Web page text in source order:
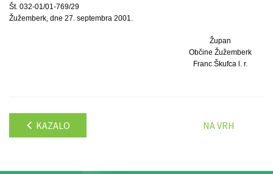
Št. 032-01/01-769/29
Žužemberk, dne 27. septembra 2001.
Župan
Občine Žužemberk
Franc Škufca l. r.
KAZALO NA VRH